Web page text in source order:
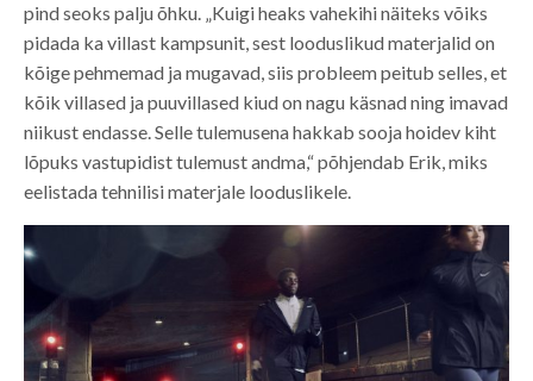
pind seoks palju õhku. „Kuigi heaks vahekihi näiteks võiks
pidada ka villast kampsunit, sest looduslikud materjalid on
kõige pehmemad ja mugavad, siis probleem peitub selles, et
kõik villased ja puuvillased kiud on nagu käsnad ning imavad
niikust endasse. Selle tulemusena hakkab sooja hoidev kiht
lõpuks vastupidist tulemust andma,“ põhjendab Erik, miks
eelistada tehnilisi materjale looduslikele.